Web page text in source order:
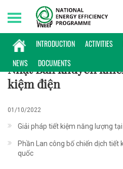
INTRODUCTION ACTIVITIES
NEWS
DOCUMENTS
Friday, 07/08/2026 | 16:59 GMT+7
PHỔ BIẾN
Nhật Bản khuyến
kiệm điện
01/10/2022
Giải pháp tiết kiệm năng lượng
Phần Lan công bố chiến dịch
quốc